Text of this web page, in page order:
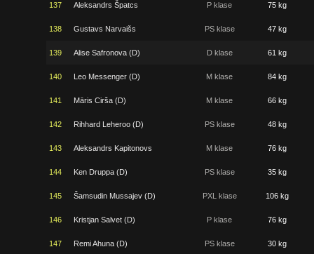
137 Aleksandrs Špatcs P klase 75 kg
138 Gustavs Narvaišs PS klase 47 kg
139 Alise Safronova (D) D klase 61 kg
140 Leo Messenger (D) M klase 84 kg
141 Māris Cirša (D) M klase 66 kg
142 Rihhard Leheroo (D) PS klase 48 kg
143 Aleksandrs Kapitonovs M klase 76 kg
144 Ken Druppa (D) PS klase 35 kg
145 Šamsudin Mussajev (D) PXL klase 106 kg
146 Kristjan Salvet (D) P klase 76 kg
147 Remi Ahuna (D) PS klase 30 kg